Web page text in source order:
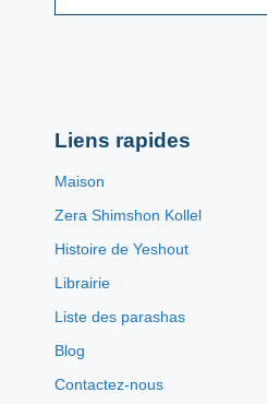
Liens rapides
Maison
Zera Shimshon Kollel
Histoire de Yeshout
Librairie
Liste des parashas
Blog
Contactez-nous